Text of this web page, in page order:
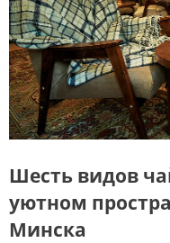
Шесть видов
уютном
Минска